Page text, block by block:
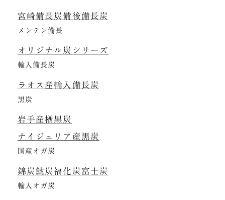
宮崎備長炭備後備長炭
メンテン備長
オリジナル炭シリーズ
輸入備長炭
ラオス産輸入備長炭
黒炭
岩手産楢黒炭
ナイジェリア産黒炭
国産オガ炭
錦炭鯱炭福化炭富士炭
輸入オガ炭